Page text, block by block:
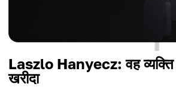
Laszlo Hanyecz: वह व्यक्ति
खरीदा